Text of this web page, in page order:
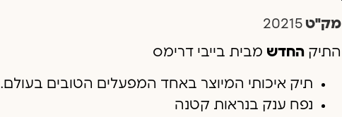
מק"ט20215
התיקהחדש מבית בייבי דרימס
תיק איכותי המיוצר באחד המפעלים הטובים בעולם.
נפח ענק בנראות קטנה